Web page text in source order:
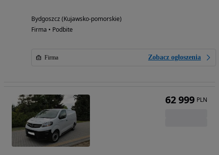
Bydgoszcz (Kujawsko-pomorskie)
Firma • Podbite
Firma Zobacz ogłoszenia
62 999 PLN